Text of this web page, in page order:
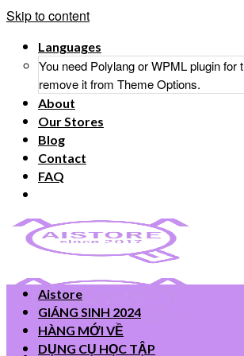
Skip to content
Languages
You need Polylang or WPML plugin for
remove it from Theme Options.
About
Our Stores
Blog
Contact
FAQ
Aistore
GIÁNG SINH 2024
HÀNG MỚI VỀ
DỤNG CỤ HỌC TẬP